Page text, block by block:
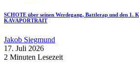
SCHOTE über seinen Werdegang, Battlerap und den 1.
KAVAPORTRAIT
Jakob Siegmund
17. Juli 2026
2 Minuten Lesezeit